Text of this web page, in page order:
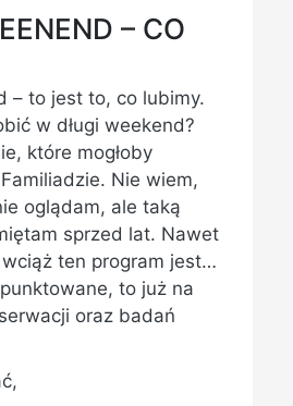
– CO
– to jest to, co lubimy.
w długi weekend?
które mogłoby
Nie wiem,
oglądam, ale taką
sprzed lat. Nawet
ten program jest…
to już na
oraz badań